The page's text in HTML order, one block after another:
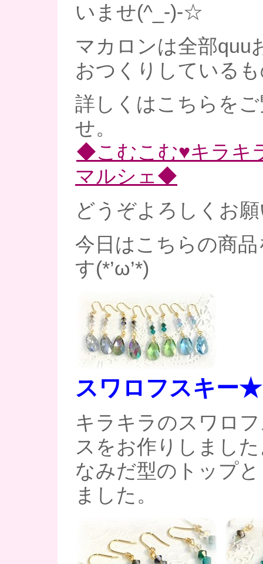
いませ(^_-)-☆
マカロンは全部quu
おつくりしている
詳しくはこちらを
せ。
◆こむこむ♥キラキ
マルシェ◆
どうぞよろしくお
今日はこちらの商
す(*’ω’*)
スワロフスキー
キラキラのスワロ
スをお作りしまし
なみだ型のトップ
ました。